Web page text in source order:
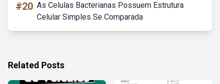
#20 As Celulas Bacterianas Possuem Estrutura
Celular Simples Se Comparada
Related Posts